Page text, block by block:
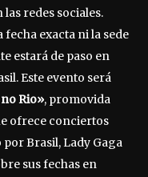
redes sociales.
exacta ni la sede
estará de paso en
Este evento será
Rio», promovida
ofrece conciertos
por Brasil, Lady Gaga
sus fechas en